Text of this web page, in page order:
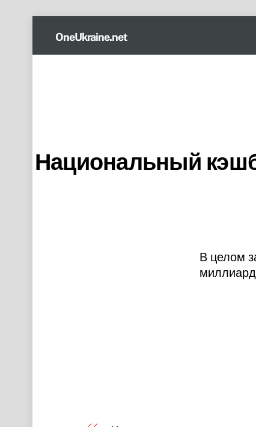
content
OneUkraine.net
Национальный
В целом